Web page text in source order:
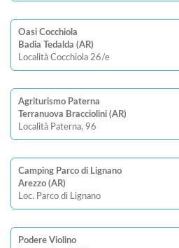
Oasi Cocchiola
Badia Tedalda (AR)
Località Cocchiola 26/e
Agriturismo Paterna
Terranuova Bracciolini (AR)
Località Paterna, 96
Camping Parco di Lignano
Arezzo (AR)
Loc. Parco di Lignano
Podere Violino